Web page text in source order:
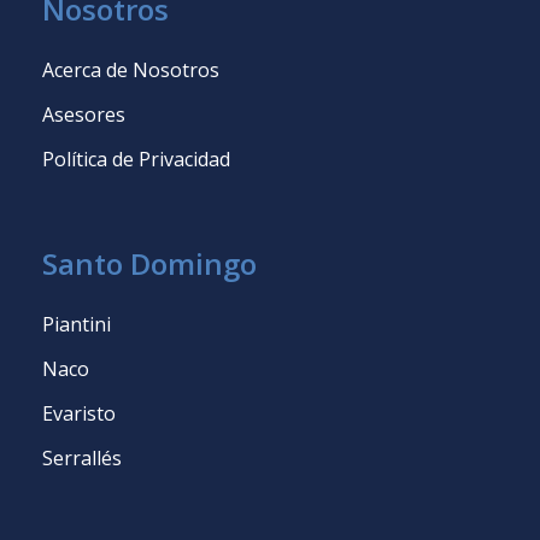
Nosotros
Acerca de Nosotros
Asesores
Política de Privacidad
Santo Domingo
Piantini
Naco
Evaristo
Serrallés